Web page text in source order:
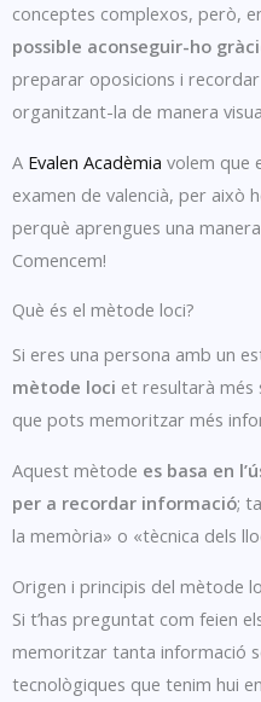
conceptes complexos, però,
possible aconseguir-ho
preparar oposicions i
organitzant-la de manera
A Evalen Acadèmia volem que
examen de valencià, per això
perquè aprengues una
Comencem!
Què és el mètode loci?
Si eres una persona amb un
mètode loci et resultarà més
que pots memoritzar més
Aquest mètode es basa en
per a recordar informació;
la memòria» o «tècnica dels
Origen i principis del mètode
Si t’has preguntat com feien
memoritzar tanta informació
tecnològiques que tenim hui